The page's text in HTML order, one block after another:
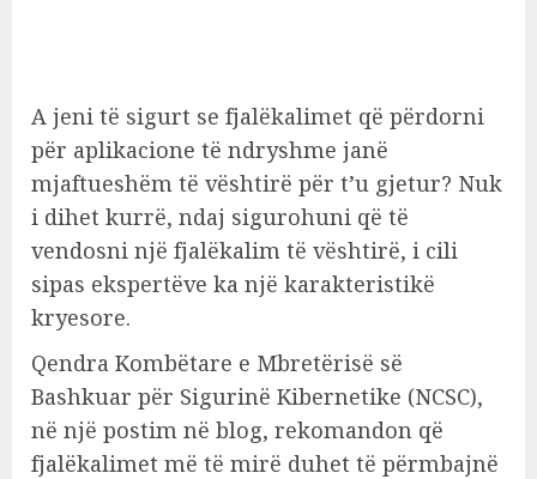
A jeni të sigurt se fjalëkalimet që përdorni
për aplikacione të ndryshme janë
mjaftueshëm të vështirë për t’u gjetur? Nuk
i dihet kurrë, ndaj sigurohuni që të
vendosni një fjalëkalim të vështirë, i cili
sipas ekspertëve ka një karakteristikë
kryesore.
Qendra Kombëtare e Mbretërisë së
Bashkuar për Sigurinë Kibernetike (NCSC),
në një postim në blog, rekomandon që
fjalëkalimet më të mirë duhet të përmbajnë